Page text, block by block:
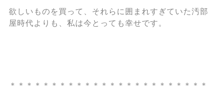
欲しいものを買って、それらに囲まれすぎていた汚部
屋時代よりも、私は今とっても幸せです。